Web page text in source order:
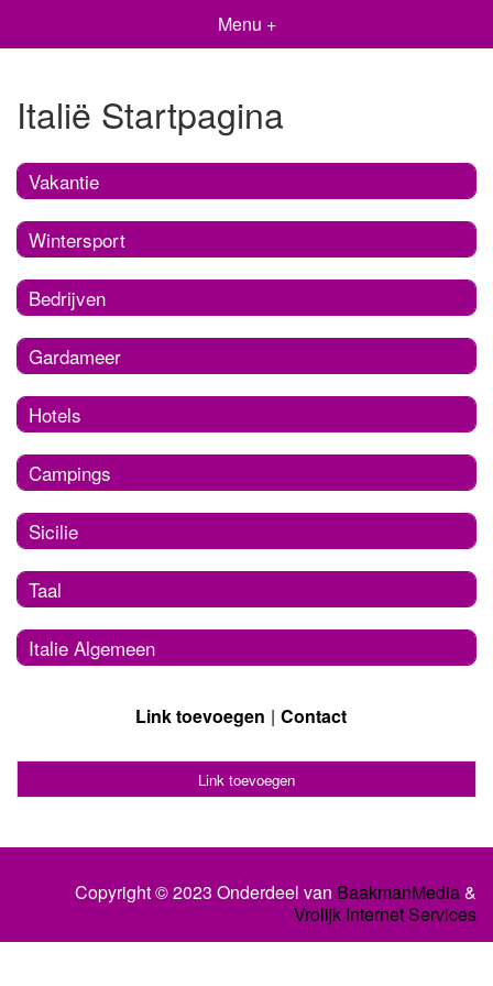
Menu +
Italië Startpagina
Vakantie
Wintersport
Bedrijven
Gardameer
Hotels
Campings
Sicilie
Taal
Italie Algemeen
Link toevoegen Contact
Link toevoegen
Copyright © 2023 Onderdeel van BaakmanMedia&
Vrolijk Internet Services